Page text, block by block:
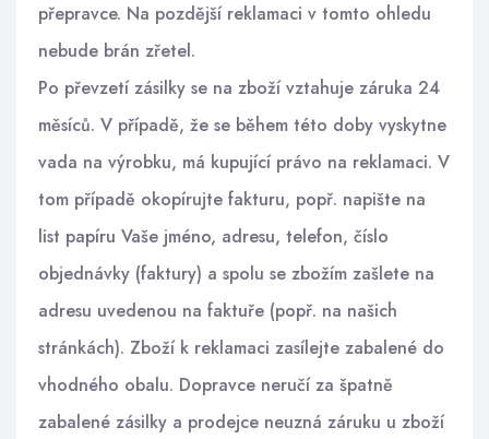
přepravce. Na pozdější reklamaci v tomto ohledu
nebude brán zřetel.
Po převzetí zásilky se na zboží vztahuje záruka 24
měsíců. V případě, že se během této doby vyskytne
vada na výrobku, má kupující právo na reklamaci. V
tom případě okopírujte fakturu, popř. napište na
list papíru Vaše jméno, adresu, telefon, číslo
objednávky (faktury) a spolu se zbožím zašlete na
adresu uvedenou na faktuře (popř. na našich
stránkách). Zboží k reklamaci zasílejte zabalené do
vhodného obalu. Dopravce neručí za špatně
zabalené zásilky a prodejce neuzná záruku u zboží